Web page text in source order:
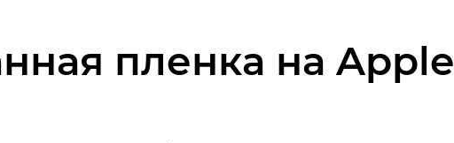
пленка на Apple